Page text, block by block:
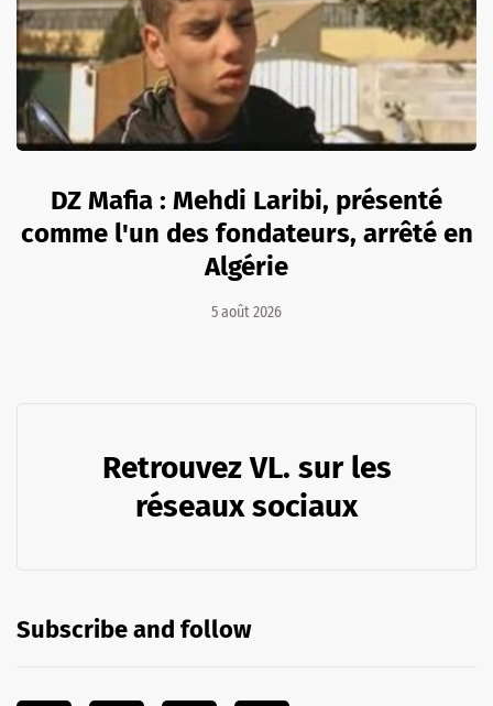
DZ Mafia : Mehdi Laribi, présenté
comme l'un des fondateurs, arrêté en
Algérie
5 août 2026
Retrouvez VL. sur les
réseaux sociaux
Subscribe and follow